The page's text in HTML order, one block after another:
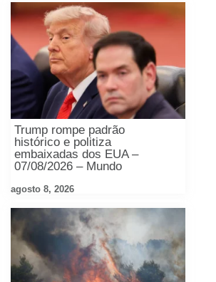
Trump rompe padrão
histórico e politiza
embaixadas dos EUA –
07/08/2026 – Mundo
agosto 8, 2026